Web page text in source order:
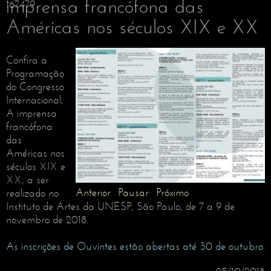
167479
imprensa francófona das
Américas nos séculos XIX e XX
Anterior Pausar Próximo
Confira a
Programação
do Congresso
Internacional,
A imprensa
francófona
das
Américas nos
séculos XIX e
XX, a ser
realizado no
Instituto de Artes da UNESP, São Paulo, de 7 a 9 de
novembro de 2018.
As inscrições de Ouvintes estão abertas até 30 de outubro.